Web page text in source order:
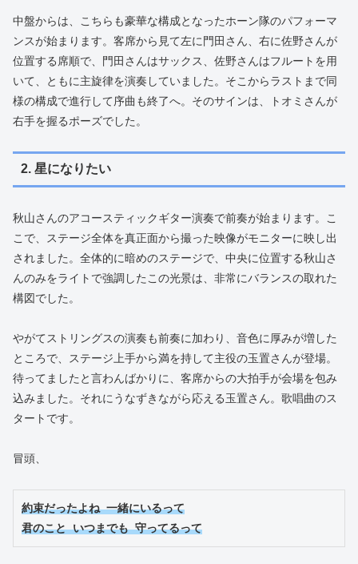
中盤からは、こちらも豪華な構成となったホーン隊のパフォーマ
ンスが始まります。客席から見て左に門田さん、右に佐野さんが
位置する席順で、門田さんはサックス、佐野さんはフルートを用
いて、ともに主旋律を演奏していました。そこからラストまで同
様の構成で進行して序曲も終了へ。そのサインは、トオミさんが
右手を握るポーズでした。
2. 星になりたい
秋山さんのアコースティックギター演奏で前奏が始まります。こ
こで、ステージ全体を真正面から撮った映像がモニターに映し出
されました。全体的に暗めのステージで、中央に位置する秋山さ
んのみをライトで強調したこの光景は、非常にバランスの取れた
構図でした。
やがてストリングスの演奏も前奏に加わり、音色に厚みが増した
ところで、ステージ上手から満を持して主役の玉置さんが登場。
待ってましたと言わんばかりに、客席からの大拍手が会場を包み
込みました。それにうなずきながら応える玉置さん。歌唱曲のス
タートです。
冒頭、
約束だったよね 一緒にいるって
君のこと いつまでも 守ってるって